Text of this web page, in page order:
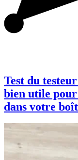
Test du
bien utile
dans votre